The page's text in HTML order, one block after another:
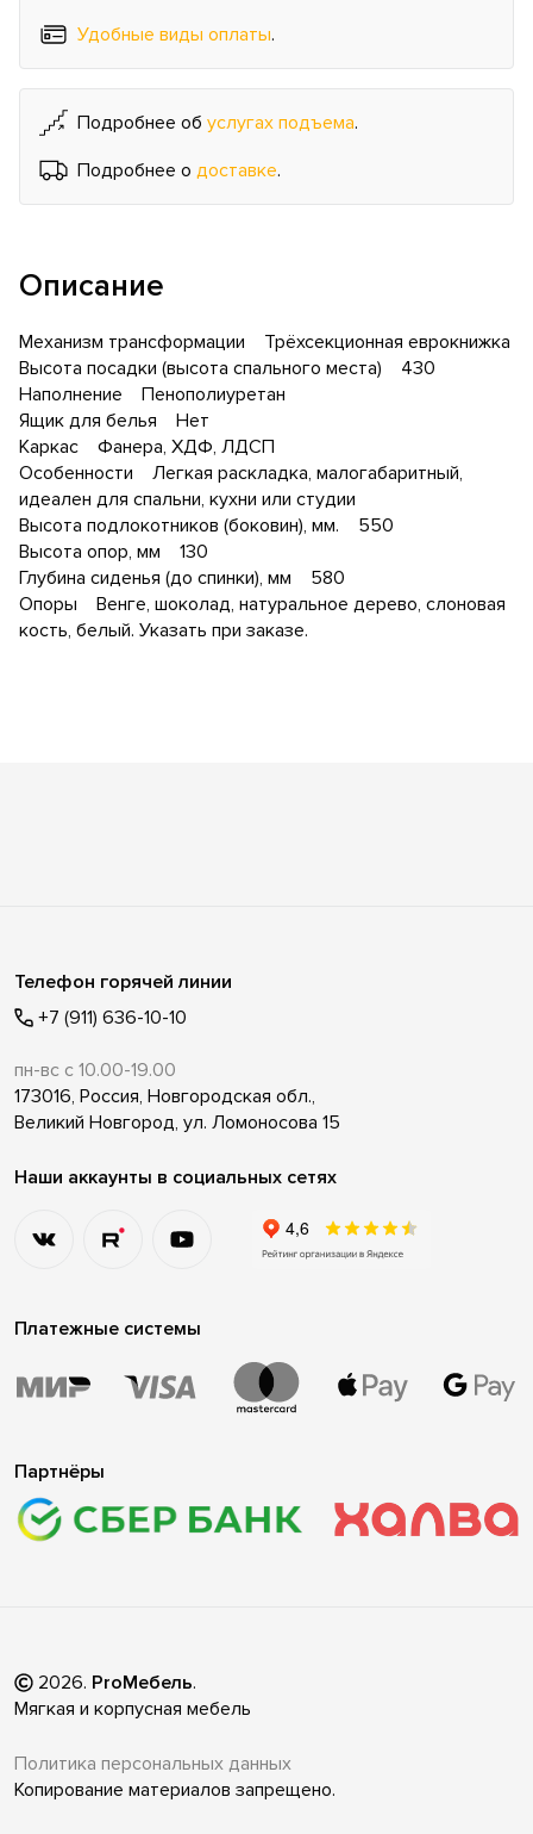
Удобные виды оплаты.
Подробнее об услугах подъема.
Подробнее о доставке.
Описание
Механизм трансформации Трёхсекционная еврокнижка
Высота посадки (высота спального места) 430
Наполнение Пенополиуретан
Ящик для белья Нет
Каркас Фанера, ХДФ, ЛДСП
Особенности Легкая раскладка, малогабаритный,
идеален для спальни, кухни или студии
Высота подлокотников (боковин), мм. 550
Высота опор, мм 130
Глубина сиденья (до спинки), мм 580
Опоры Венге, шоколад, натуральное дерево, слоновая
кость, белый. Указать при заказе.
Телефон горячей линии
+7 (911) 636-10-10
пн-вс с 10.00-19.00
173016, Россия, Новгородская обл.,
Великий Новгород, ул. Ломоносова 15
Наши аккаунты в социальных сетях
Платежные системы
Партнёры
2026. ProМебель.
Мягкая и корпусная мебель
Политика персональных данных
Копирование материалов запрещено.